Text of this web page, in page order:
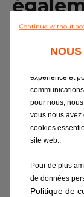
Notre gamme
Contactez
Intégrer le
circuit
votre
La batterie
électrique,
au bout de
l’énergie
aussi feux,
essence,
Continue without
Nous utilisons
expérience et
pour nous,
vous nous avez
cookies
site web..
Pour de plus
de données
Politique de